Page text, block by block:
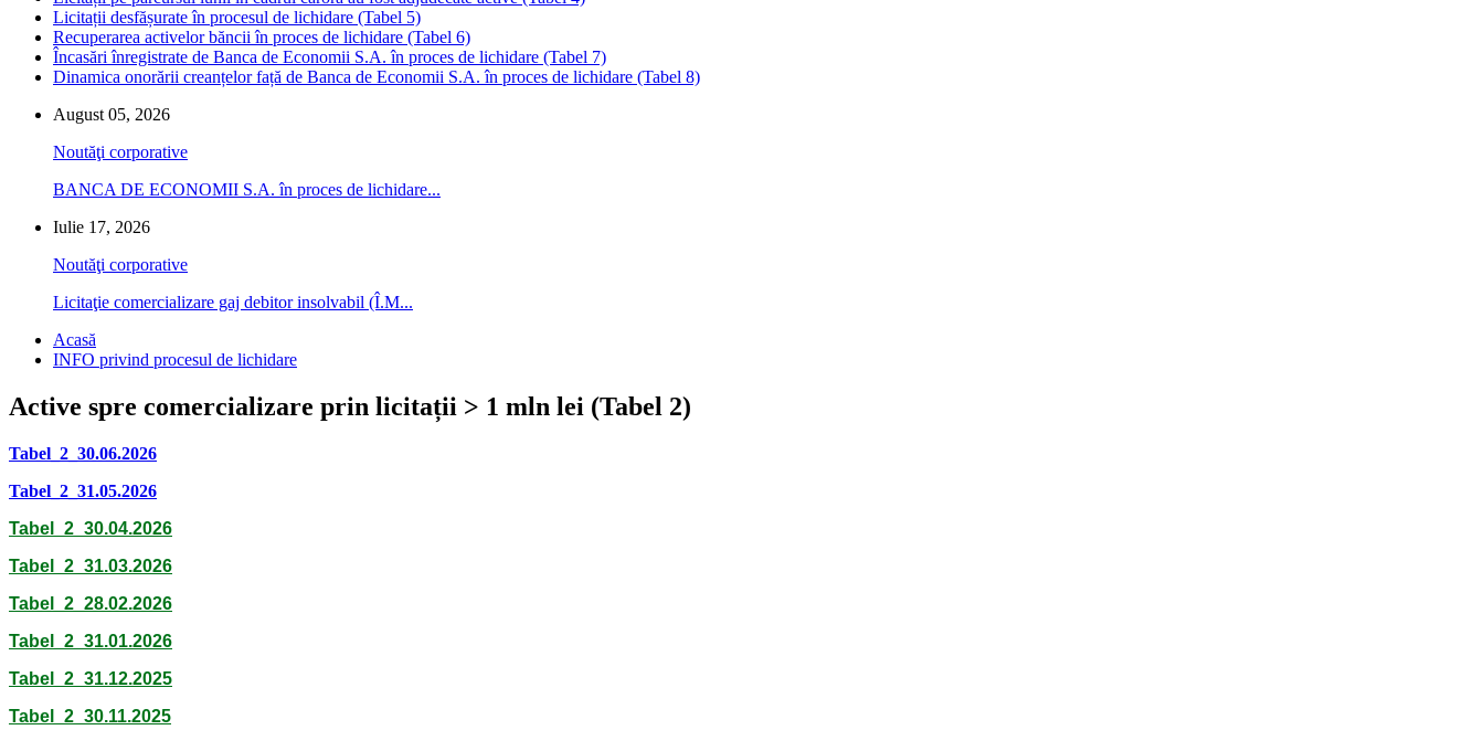
Licitații desfășurate în procesul de lichidare (Tabel 5)
Recuperarea activelor băncii în proces de lichidare (Tabel 6)
Încasări înregistrate de Banca de Economii S.A. în proces de lichidare (Tabel 7)
Dinamica onorării creanțelor față de Banca de Economii S.A. în proces de lichidare (Tabel 8)
August 05, 2026
Noutăţi corporative
BANCA DE ECONOMII S.A. în proces de lichidare...
Iulie 17, 2026
Noutăţi corporative
Licitaţie comercializare gaj debitor insolvabil (Î.M...
Acasă
INFO privind procesul de lichidare
Active spre comercializare prin licitații > 1 mln lei (Tabel 2)
Tabel_2_30.06.2026
Tabel_2_31.05.2026
Tabel_2_30.04.2026
Tabel_2_31.03.2026
Tabel_2_28.02.2026
Tabel_2_31.01.2026
Tabel_2_31.12.2025
Tabel_2_30.11.2025